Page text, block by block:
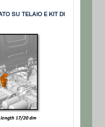
SU TELAIO E KIT DI